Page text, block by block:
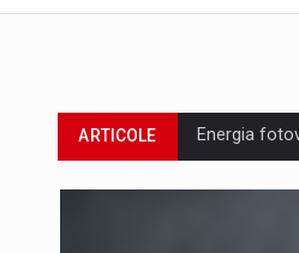
ARTICOLE Energia
ARTICOLE Cum
Ingredient